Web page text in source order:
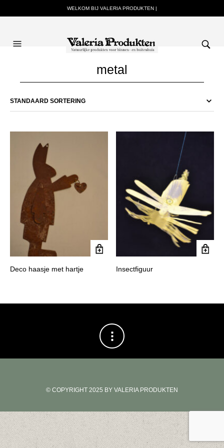
WELKOM BIJ VALERIA PRODUKTEN |
metal
Deco haasje met hartje Insectfiguur
© COPYRIGHT 2025 BY VALERIA PRODUKTEN